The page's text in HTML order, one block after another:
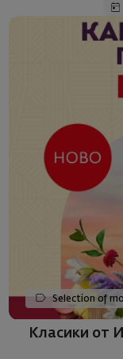
Selection of
Класики от